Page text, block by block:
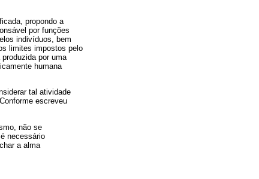
propondo a
por funções
indivíduos, bem
limites impostos pelo
por uma
humana
tal atividade
escreveu
não se
necessário
a alma